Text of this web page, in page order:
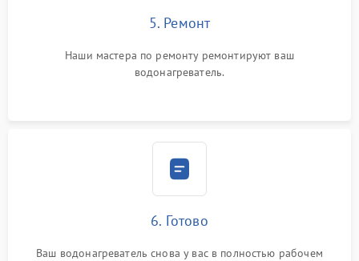
5. Ремонт
Наши мастера по ремонту ремонтируют ваш
водонагреватель.
6. Готово
Ваш водонагреватель снова у вас в полностью рабочем